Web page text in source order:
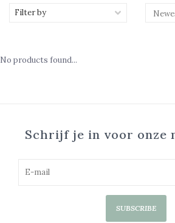
Filter by
No products found...
Schrijf je in voor onze
SUBSCRIBE